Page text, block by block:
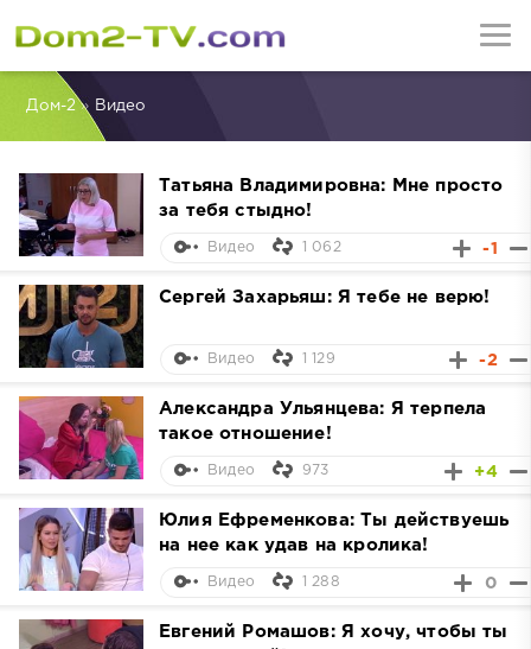
Дом-2» Видео
Татьяна Владимировна: Мне просто
за тебя стыдно!
-1
Видео 1 062
Сергей Захарьяш: Я тебе не верю!
-2
Видео 1 129
Александра Ульянцева: Я терпела
такое отношение!
+4
Видео 973
Юлия Ефременкова: Ты действуешь
на нее как удав на кролика!
0
Видео 1 288
Евгений Ромашов: Я хочу, чтобы ты